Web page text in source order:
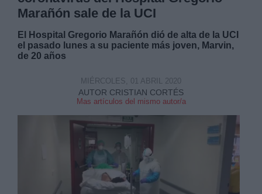
Marañón sale de la UCI
El Hospital Gregorio Marañón dió de alta de la UCI
el pasado lunes a su paciente más joven, Marvin,
de 20 años
AUTOR CRISTIAN CORTÉS
Mas artículos del mismo autor/a
MIÉRCOLES, 01 ABRIL 2020